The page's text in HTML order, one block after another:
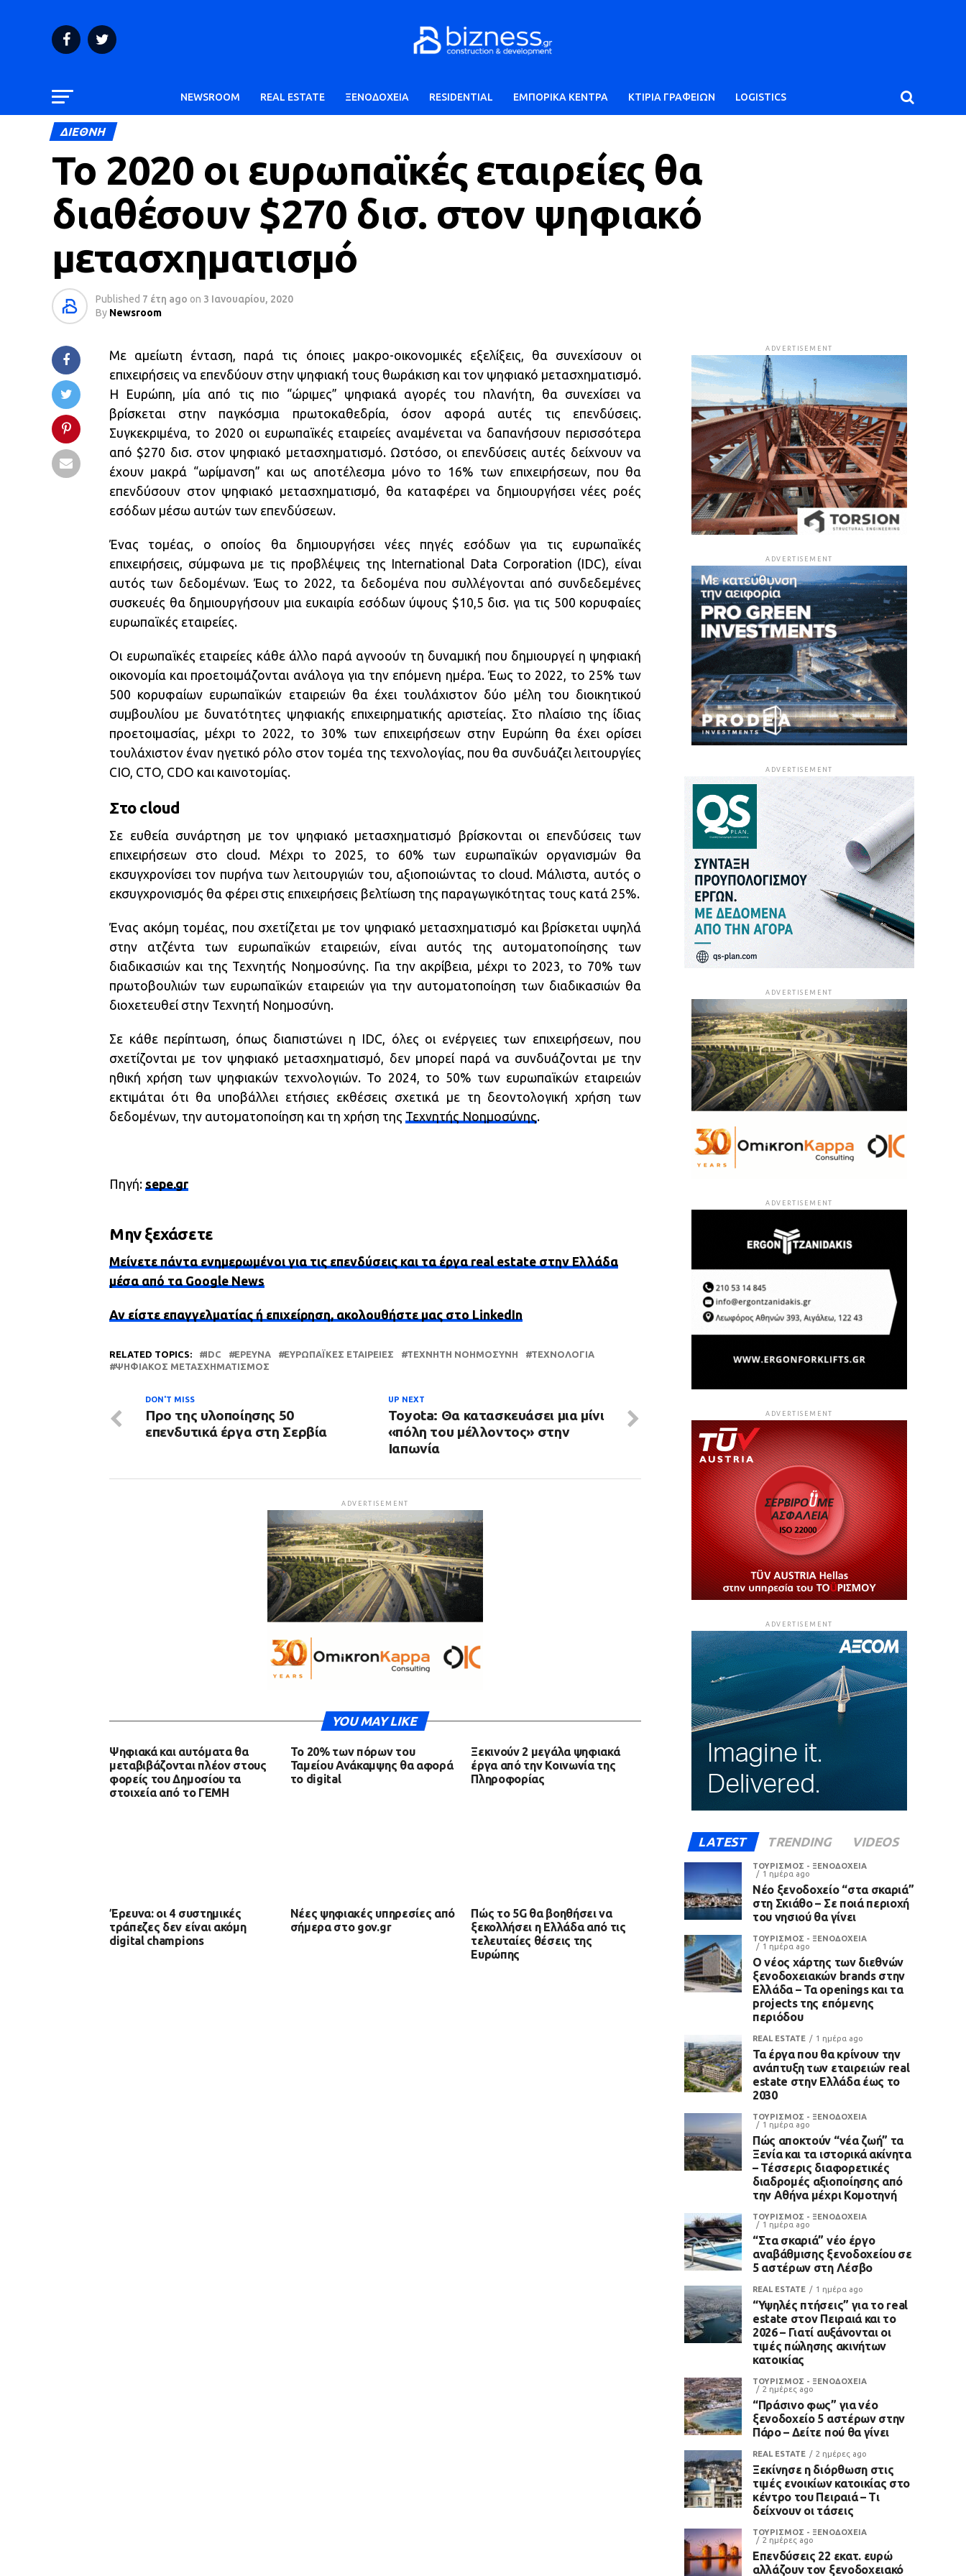
NEWSROOM REAL ESTATE ΞΕΝΟΔΟΧΕΙΑ RESIDENTIAL ΕΜΠΟΡΙΚΑ ΚΕΝΤΡΑ ΚΤΙΡΙΑ ΓΡΑΦΕΙΩΝ LOGISTICS
ΔΙΕΘΝΗ
Το 2020 οι ευρωπαϊκές εταιρείες θα
διαθέσουν $270 δισ. στον ψηφιακό
μετασχηματισμό
Published 7 έτη ago on 3 Ιανουαρίου, 2020
By Newsroom
Με αμείωτη ένταση, παρά τις όποιες μακρο-οικονομικές εξελίξεις, θα συνεχίσουν οι
επιχειρήσεις να επενδύουν στην ψηφιακή τους θωράκιση και τον ψηφιακό μετασχηματισμό.
Η Ευρώπη, μία από τις πιο “ώριμες” ψηφιακά αγορές του πλανήτη, θα συνεχίσει να
βρίσκεται στην παγκόσμια πρωτοκαθεδρία, όσον αφορά αυτές τις επενδύσεις.
Συγκεκριμένα, το 2020 οι ευρωπαϊκές εταιρείες αναμένεται να δαπανήσουν περισσότερα
από $270 δισ. στον ψηφιακό μετασχηματισμό. Ωστόσο, οι επενδύσεις αυτές δείχνουν να
έχουν μακρά “ωρίμανση” και ως αποτέλεσμα μόνο το 16% των επιχειρήσεων, που θα
επενδύσουν στον ψηφιακό μετασχηματισμό, θα καταφέρει να δημιουργήσει νέες ροές
εσόδων μέσω αυτών των επενδύσεων.
Ένας τομέας, ο οποίος θα δημιουργήσει νέες πηγές εσόδων για τις ευρωπαϊκές
επιχειρήσεις, σύμφωνα με τις προβλέψεις της International Data Corporation (IDC), είναι
αυτός των δεδομένων. Έως το 2022, τα δεδομένα που συλλέγονται από συνδεδεμένες
συσκευές θα δημιουργήσουν μια ευκαιρία εσόδων ύψους $10,5 δισ. για τις 500 κορυφαίες
ευρωπαϊκές εταιρείες.
Οι ευρωπαϊκές εταιρείες κάθε άλλο παρά αγνοούν τη δυναμική που δημιουργεί η ψηφιακή
οικονομία και προετοιμάζονται ανάλογα για την επόμενη ημέρα. Έως το 2022, το 25% των
500 κορυφαίων ευρωπαϊκών εταιρειών θα έχει τουλάχιστον δύο μέλη του διοικητικού
συμβουλίου με δυνατότητες ψηφιακής επιχειρηματικής αριστείας. Στο πλαίσιο της ίδιας
προετοιμασίας, μέχρι το 2022, το 30% των επιχειρήσεων στην Ευρώπη θα έχει ορίσει
τουλάχιστον έναν ηγετικό ρόλο στον τομέα της τεχνολογίας, που θα συνδυάζει λειτουργίες
CIO, CTO, CDO και καινοτομίας.
Στο cloud
Σε ευθεία συνάρτηση με τον ψηφιακό μετασχηματισμό βρίσκονται οι επενδύσεις των
επιχειρήσεων στο cloud. Μέχρι το 2025, το 60% των ευρωπαϊκών οργανισμών θα
εκσυγχρονίσει τον πυρήνα των λειτουργιών του, αξιοποιώντας το cloud. Μάλιστα, αυτός ο
εκσυγχρονισμός θα φέρει στις επιχειρήσεις βελτίωση της παραγωγικότητας τους κατά 25%.
Ένας ακόμη τομέας, που σχετίζεται με τον ψηφιακό μετασχηματισμό και βρίσκεται υψηλά
στην ατζέντα των ευρωπαϊκών εταιρειών, είναι αυτός της αυτοματοποίησης των
διαδικασιών και της Τεχνητής Νοημοσύνης. Για την ακρίβεια, μέχρι το 2023, το 70% των
πρωτοβουλιών των ευρωπαϊκών εταιρειών για την αυτοματοποίηση των διαδικασιών θα
διοχετευθεί στην Τεχνητή Νοημοσύνη.
Σε κάθε περίπτωση, όπως διαπιστώνει η IDC, όλες οι ενέργειες των επιχειρήσεων, που
σχετίζονται με τον ψηφιακό μετασχηματισμό, δεν μπορεί παρά να συνδυάζονται με την
ηθική χρήση των ψηφιακών τεχνολογιών. Το 2024, το 50% των ευρωπαϊκών εταιρειών
εκτιμάται ότι θα υποβάλλει ετήσιες εκθέσεις σχετικά με τη δεοντολογική χρήση των
δεδομένων, την αυτοματοποίηση και τη χρήση της Τεχνητής Νοημοσύνης.
Πηγή: sepe.gr
Μην ξεχάσετε
Μείνετε πάντα ενημερωμένοι για τις επενδύσεις και τα έργα real estate στην Ελλάδα
μέσα από τα Google News
Αν είστε επαγγελματίας ή επιχείρηση, ακολουθήστε μας στο LinkedIn
RELATED TOPICS: IDC ΈΡΕΥΝΑ ΕΥΡΩΠΑΪΚΈΣ ΕΤΑΙΡΕΊΕΣ ΤΕΧΝΗΤΉ ΝΟΗΜΟΣΎΝΗ
ΤΕΧΝΟΛΟΓΊΑ
ΨΗΦΙΑΚΌΣ ΜΕΤΑΣΧΗΜΑΤΙΣΜΌΣ
UP NEXT
Toyota: Θα κατασκευάσει μια μίνι
«πόλη του μέλλοντος» στην
Ιαπωνία
DON'T MISS
Προ της υλοποίησης 50
επενδυτικά έργα στη Σερβία
ADVERTISEMENT
YOU MAY LIKE
Ψηφιακά και αυτόματα θα
μεταβιβάζονται πλέον στους
φορείς του Δημοσίου τα
στοιχεία από το ΓΕΜΗ
To 20% των πόρων του
Ταμείου Ανάκαμψης θα αφορά
το digital
Ξεκινούν 2 μεγάλα ψηφιακά
έργα από την Κοινωνία της
Πληροφορίας
Έρευνα: οι 4 συστημικές
τράπεζες δεν είναι ακόμη
digital champions
Νέες ψηφιακές υπηρεσίες από
σήμερα στο gov.gr
Πώς το 5G θα βοηθήσει να
ξεκολλήσει η Ελλάδα από τις
τελευταίες θέσεις της
Ευρώπης
ADVERTISEMENT
ADVERTISEMENT
ADVERTISEMENT
ADVERTISEMENT
ADVERTISEMENT
ADVERTISEMENT
ADVERTISEMENT
LATEST TRENDING VIDEOS
ΤΟΥΡΙΣΜΟΣ - ΞΕΝΟΔΟΧΕΙΑ
1 ημέρα ago
Νέο ξενοδοχείο “στα σκαριά”
στη Σκιάθο – Σε ποιά περιοχή
του νησιού θα γίνει
ΤΟΥΡΙΣΜΟΣ - ΞΕΝΟΔΟΧΕΙΑ
1 ημέρα ago
Ο νέος χάρτης των διεθνών
ξενοδοχειακών brands στην
Ελλάδα – Τα openings και τα
projects της επόμενης
περιόδου
REAL ESTATE 1 ημέρα ago
Τα έργα που θα κρίνουν την
ανάπτυξη των εταιρειών real
estate στην Ελλάδα έως το
2030
ΤΟΥΡΙΣΜΟΣ - ΞΕΝΟΔΟΧΕΙΑ
1 ημέρα ago
Πώς αποκτούν “νέα ζωή” τα
Ξενία και τα ιστορικά ακίνητα
– Τέσσερις διαφορετικές
διαδρομές αξιοποίησης από
την Αθήνα μέχρι Κομοτηνή
ΤΟΥΡΙΣΜΟΣ - ΞΕΝΟΔΟΧΕΙΑ
1 ημέρα ago
“Στα σκαριά” νέο έργο
αναβάθμισης ξενοδοχείου σε
5 αστέρων στη Λέσβο
REAL ESTATE 1 ημέρα ago
“Υψηλές πτήσεις” για το real
estate στον Πειραιά και το
2026 – Γιατί αυξάνονται οι
τιμές πώλησης ακινήτων
κατοικίας
ΤΟΥΡΙΣΜΟΣ - ΞΕΝΟΔΟΧΕΙΑ
2 ημέρες ago
“Πράσινο φως” για νέο
ξενοδοχείο 5 αστέρων στην
Πάρο – Δείτε πού θα γίνει
REAL ESTATE 2 ημέρες ago
Ξεκίνησε η διόρθωση στις
τιμές ενοικίων κατοικίας στο
κέντρο του Πειραιά – Τι
δείχνουν οι τάσεις
ΤΟΥΡΙΣΜΟΣ - ΞΕΝΟΔΟΧΕΙΑ
2 ημέρες ago
Επενδύσεις 22 εκατ. ευρώ
αλλάζουν τον ξενοδοχειακό